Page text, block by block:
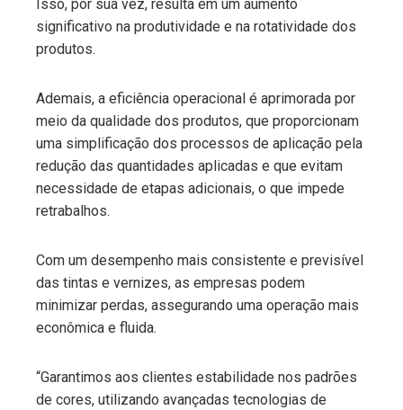
Isso, por sua vez, resulta em um aumento
significativo na produtividade e na rotatividade dos
produtos.
Ademais, a eficiência operacional é aprimorada por
meio da qualidade dos produtos, que proporcionam
uma simplificação dos processos de aplicação pela
redução das quantidades aplicadas e que evitam
necessidade de etapas adicionais, o que impede
retrabalhos.
Com um desempenho mais consistente e previsível
das tintas e vernizes, as empresas podem
minimizar perdas, assegurando uma operação mais
econômica e fluida.
“Garantimos aos clientes estabilidade nos padrões
de cores, utilizando avançadas tecnologias de